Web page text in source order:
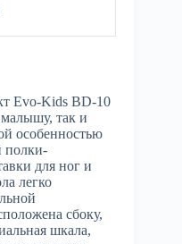
Evo-Kids BD-10
так и
особенностью
полки-
для ног и
легко
сбоку,
шкала,